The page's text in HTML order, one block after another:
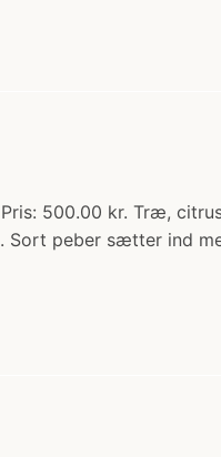
500.00 kr. Træ,
peber sætter ind